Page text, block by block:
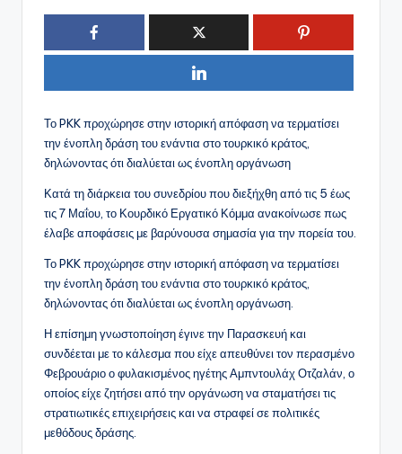
Το PKK προχώρησε στην ιστορική απόφαση να τερματίσει
την ένοπλη δράση του ενάντια στο τουρκικό κράτος,
δηλώνοντας ότι διαλύεται ως ένοπλη οργάνωση
Κατά τη διάρκεια του συνεδρίου που διεξήχθη από τις 5 έως
τις 7 Μαΐου, το Κουρδικό Εργατικό Κόμμα ανακοίνωσε πως
έλαβε αποφάσεις με βαρύνουσα σημασία για την πορεία του.
Το PKK προχώρησε στην ιστορική απόφαση να τερματίσει
την ένοπλη δράση του ενάντια στο τουρκικό κράτος,
δηλώνοντας ότι διαλύεται ως ένοπλη οργάνωση.
Η επίσημη γνωστοποίηση έγινε την Παρασκευή και
συνδέεται με το κάλεσμα που είχε απευθύνει τον περασμένο
Φεβρουάριο ο φυλακισμένος ηγέτης Αμπντουλάχ Οτζαλάν, ο
οποίος είχε ζητήσει από την οργάνωση να σταματήσει τις
στρατιωτικές επιχειρήσεις και να στραφεί σε πολιτικές
μεθόδους δράσης.